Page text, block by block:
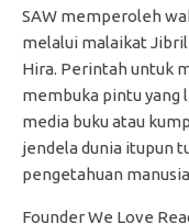
SAW memperoleh
melalui malaikat
Hira. Perintah untuk
membuka pintu yang
media buku atau
jendela dunia itupun
pengetahuan
Founder We Love